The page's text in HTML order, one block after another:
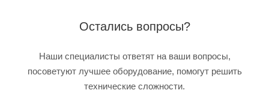
Остались вопросы?
Наши специалисты ответят на ваши вопросы,
посоветуют лучшее оборудование, помогут решить
технические сложности.